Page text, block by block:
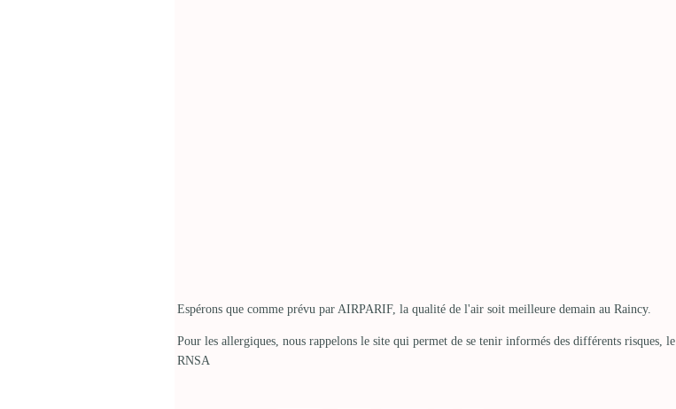
Espérons que comme prévu par AIRPARIF, la qualité de l'air soit meilleure demain au Raincy.
Pour les allergiques, nous rappelons le site qui permet de se tenir informés des différents risques, le
RNSA